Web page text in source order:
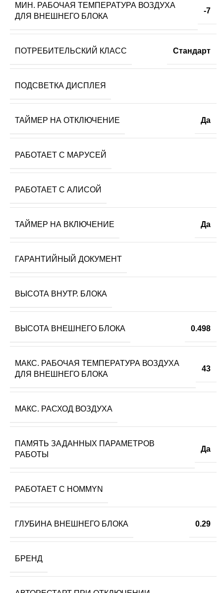
МИН. РАБОЧАЯ ТЕМПЕРАТУРА ВОЗДУХА
ДЛЯ ВНЕШНЕГО БЛОКА
-7
ПОТРЕБИТЕЛЬСКИЙ КЛАСС Стандарт
ПОДСВЕТКА ДИСПЛЕЯ
ТАЙМЕР НА ОТКЛЮЧЕНИЕ Да
РАБОТАЕТ С МАРУСЕЙ
РАБОТАЕТ С АЛИСОЙ
ТАЙМЕР НА ВКЛЮЧЕНИЕ Да
ГАРАНТИЙНЫЙ ДОКУМЕНТ
ВЫСОТА ВНУТР. БЛОКА
ВЫСОТА ВНЕШНЕГО БЛОКА 0.498
МАКС. РАБОЧАЯ ТЕМПЕРАТУРА ВОЗДУХА
ДЛЯ ВНЕШНЕГО БЛОКА
43
МАКС. РАСХОД ВОЗДУХА
ПАМЯТЬ ЗАДАННЫХ ПАРАМЕТРОВ
РАБОТЫ
Да
РАБОТАЕТ С HOMMYN
ГЛУБИНА ВНЕШНЕГО БЛОКА 0.29
БРЕНД